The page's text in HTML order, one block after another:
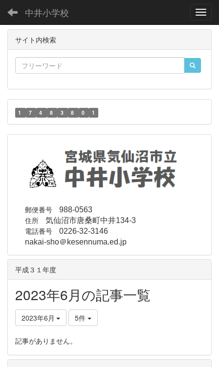
中井小学校
サイト内検索
1 7 4 8 3 8 0 1
郵便番号 988-0563
住所 気仙沼市唐桑町中井134-3
電話番号 0226-32-3146
nakai-sho＠kesennuma.ed.jp
平成３１年度
2023年6月の記事一覧
2023年6月 5件
記事がありません。